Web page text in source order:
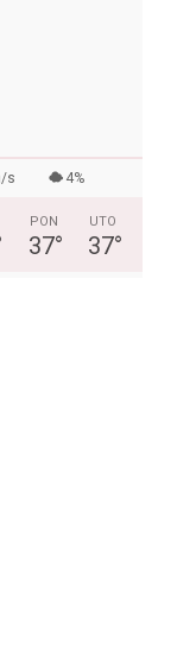
s 4%
PON
37°
UTO
37°